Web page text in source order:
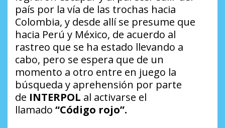
país por la vía de las trochas hacia
Colombia, y desde allí se presume que
hacia Perú y México, de acuerdo al
rastreo que se ha estado llevando a
cabo, pero se espera que de un
momento a otro entre en juego la
búsqueda y aprehensión por parte
de INTERPOL al activarse el
llamado “Código rojo”.